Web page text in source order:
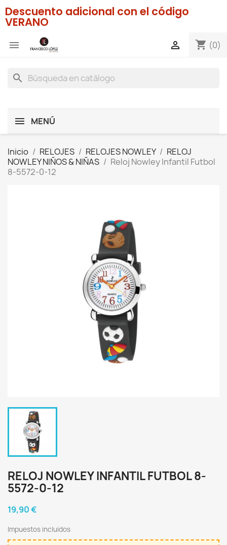
Descuento adicional con el código
VERANO
 shopping_cart (0)

search
MENÚ
Inicio RELOJES RELOJES NOWLEY
RELOJ
NOWLEY NIÑOS & NIÑAS
Reloj Nowley Infantil Futbol
8-5572-0-12
RELOJ NOWLEY INFANTIL FUTBOL 8-
5572-0-12
19,90 €
Impuestos incluidos